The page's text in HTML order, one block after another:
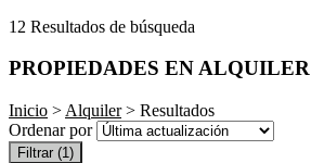
12 Resultados de búsqueda
PROPIEDADES EN ALQUILER
Inicio > Alquiler> Resultados
Ordenar por
Filtrar (1)